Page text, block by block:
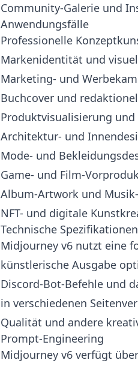
Community-Galerie und
Anwendungsfälle
Professionelle
Markenidentität und
Marketing- und
Buchcover und
Produktvisualisierung und
Architektur- und
Mode- und
Game- und Film-
Album-Artwork und
NFT- und digitale
Technische Spezifikationen
Midjourney v6 nutzt eine
künstlerische Ausgabe
Discord-Bot-Befehle und
in verschiedenen
Qualität und andere
Prompt-Engineering
Midjourney v6 verfügt